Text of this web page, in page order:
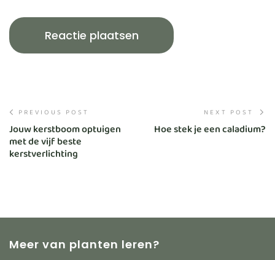
PREVIOUS POST
Jouw kerstboom optuigen
met de vijf beste
kerstverlichting
NEXT POST
Hoe stek je een caladium?
Meer van planten leren?